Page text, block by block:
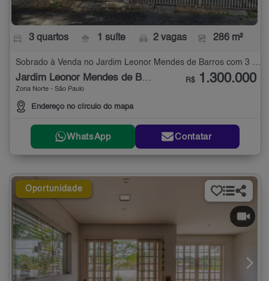
3 quartos 1 suíte 2 vagas 286 m²
Sobrado à Venda no Jardim Leonor Mendes de Barros com 3 quartos - 286 m²
Jardim Leonor Mendes de Barros
Zona Norte - São Paulo
Endereço no círculo do mapa
R$ 1.300.000
WhatsApp Contatar
Oportunidade